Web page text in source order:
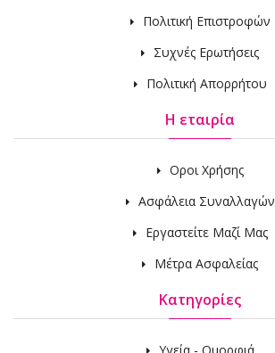
Πολιτική Επιστροφών
Συχνές Ερωτήσεις
Πολιτική Απορρήτου
Η εταιρία
Οροι Χρήσης
Ασφάλεια Συναλλαγών
Εργαστείτε Μαζί Μας
Μέτρα Ασφαλείας
Κατηγορίες